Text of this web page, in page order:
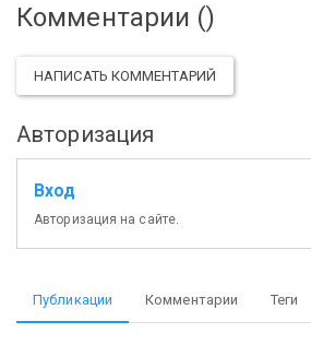
Комментарии ()
НАПИСАТЬ КОММЕНТАРИЙ
Авторизация
Вход
Авторизация на сайте.
Публикации Комментарии Теги